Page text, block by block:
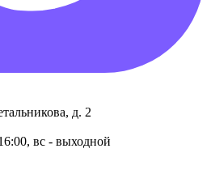
д. 2
вс - выходной